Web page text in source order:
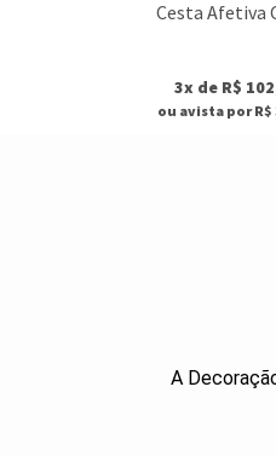
Cesta Afetiva
3x de R$
ou avista por R$
A